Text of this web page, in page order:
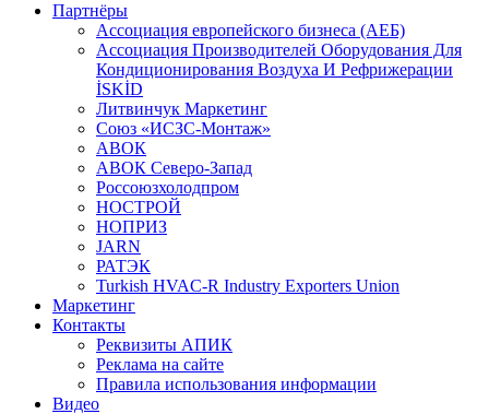
Партнёры
Ассоциация европейского бизнеса (АЕБ)
Aссоциация Производителей Оборудования Для
Кондиционирования Воздуха И Рефрижерации
İSKİD
Литвинчук Маркетинг
Союз «ИСЗС-Монтаж»
АВОК
АВОК Северо-Запад
Россоюзхолодпром
НОСТРОЙ
НОПРИЗ
JARN
РАТЭК
Turkish HVAC-R Industry Exporters Union
Маркетинг
Контакты
Реквизиты АПИК
Реклама на сайте
Правила использования информации
Видео